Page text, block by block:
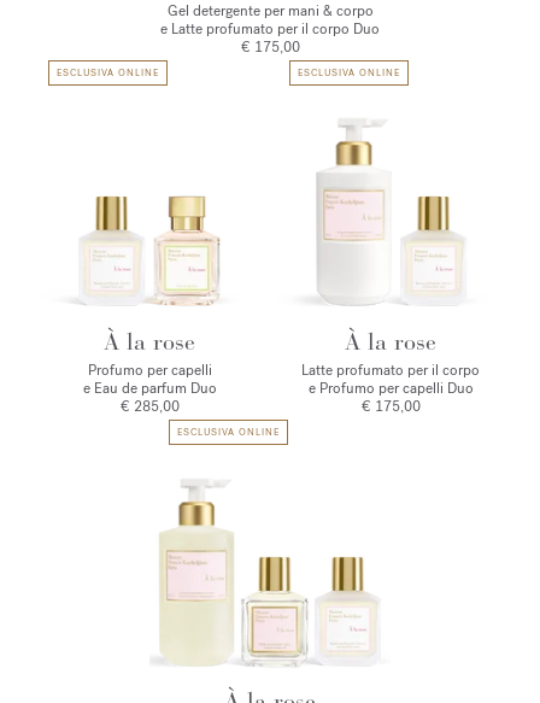
Gel detergente per mani & corpo
e Latte profumato per il corpo Duo
€ 175,00
ESCLUSIVA ONLINE
À la rose
Profumo per capelli
e Eau de parfum Duo
€ 285,00
ESCLUSIVA ONLINE
À la rose
Latte profumato per il corpo
e Profumo per capelli Duo
€ 175,00
ESCLUSIVA ONLINE